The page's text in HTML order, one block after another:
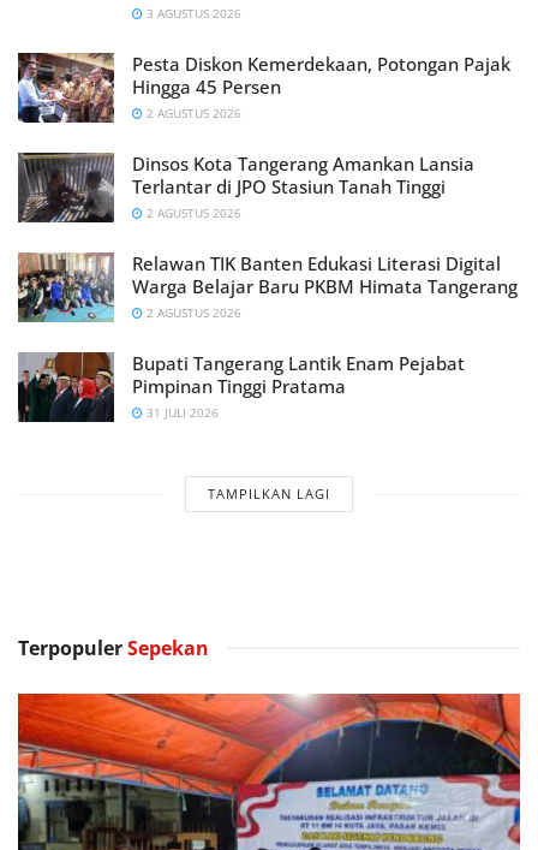
3 AGUSTUS 2026
Pesta Diskon Kemerdekaan, Potongan Pajak
Hingga 45 Persen
2 AGUSTUS 2026
Dinsos Kota Tangerang Amankan Lansia
Terlantar di JPO Stasiun Tanah Tinggi
2 AGUSTUS 2026
Relawan TIK Banten Edukasi Literasi Digital
Warga Belajar Baru PKBM Himata Tangerang
2 AGUSTUS 2026
Bupati Tangerang Lantik Enam Pejabat
Pimpinan Tinggi Pratama
31 JULI 2026
TAMPILKAN LAGI
TerpopulerSepekan